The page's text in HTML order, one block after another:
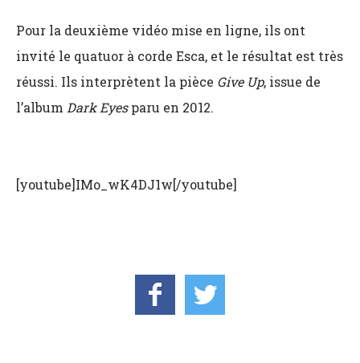
Pour la deuxième vidéo mise en ligne, ils ont
invité le quatuor à corde Esca, et le résultat est très
réussi. Ils interprètent la pièce Give Up, issue de
l’album Dark Eyesparu en 2012.
[youtube]IMo_wK4DJ1w[/youtube]